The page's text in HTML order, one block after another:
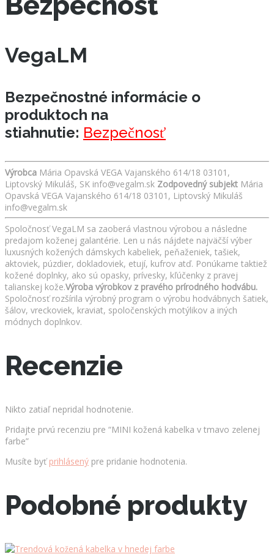
VegaLM
Bezpečnostné informácie o
produktoch na
stiahnutie: Bezpečnosť
Výrobca Mária Opavská VEGA Vajanského 614/18 03101,
Liptovský Mikuláš, SK info@vegalm.sk Zodpovedný subjekt Mária
Opavská VEGA Vajanského 614/18 03101, Liptovský Mikuláš
info@vegalm.sk
Spoločnosť VegaLM sa zaoberá vlastnou výrobou a následne
predajom koženej galantérie. Len u nás nájdete najväčší výber
luxusných kožených dámskych kabeliek, peňaženiek, tašiek,
aktoviek, púzdier, dokladoviek, etují, kufrov atď. Ponúkame taktiež
kožené doplnky, ako sú opasky, prívesky, kľúčenky z pravej
talianskej kože.Výroba výrobkov z pravého prírodného hodvábu.
Spoločnosť rozšírila výrobný program o výrobu hodvábnych šatiek,
šálov, vreckoviek, kraviat, spoločenských motýlikov a iných
módnych doplnkov.
Recenzie
Nikto zatiaľ nepridal hodnotenie.
Pridajte prvú recenziu pre “MINI kožená kabelka v tmavo zelenej
farbe”
Musíte byť prihlásený pre pridanie hodnotenia.
Podobné produkty